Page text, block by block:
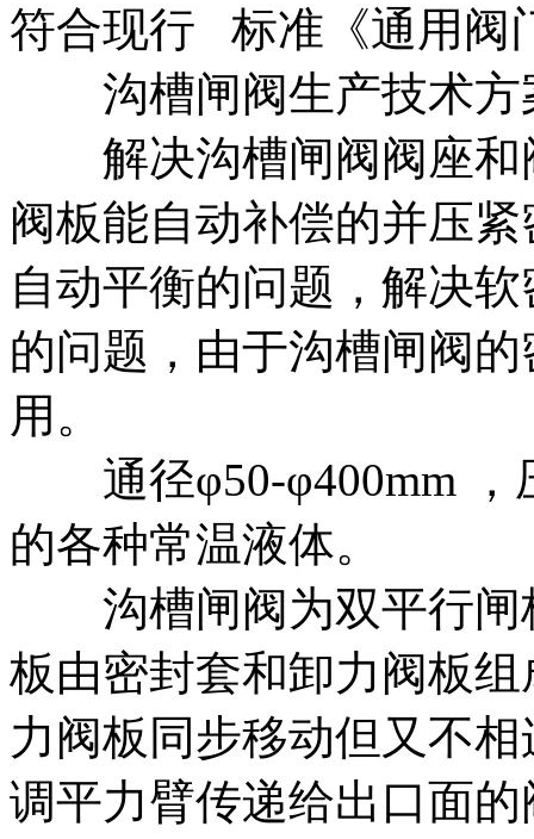
符合现行 标准《通用阀
沟槽闸阀生产技术方
解决沟槽闸阀阀座和
阀板能自动补偿的并压
自动平衡的问题，解决
的问题，由于沟槽闸阀
用。
通径φ50-φ400mm ，
的各种常温液体。
沟槽闸阀为双平行闸
板由密封套和卸力阀板
力阀板同步移动但又不
调平力臂传递给出口面